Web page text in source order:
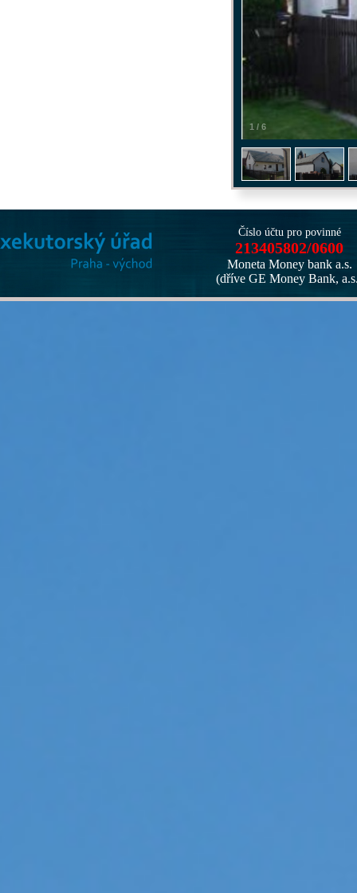
1 / 6
Číslo účtu pro povinné
213405802/0600
Moneta Money bank a.s.
(dříve GE Money Bank,